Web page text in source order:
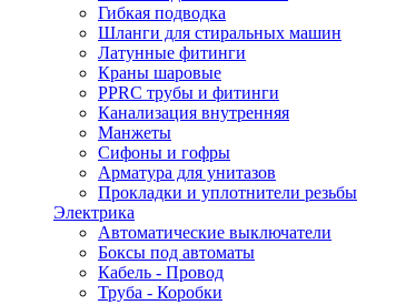
Гибкая подводка
Шланги для стиральных машин
Латунные фитинги
Краны шаровые
PPRC трубы и фитинги
Канализация внутренняя
Манжеты
Сифоны и гофры
Арматура для унитазов
Прокладки и уплотнители резьбы
Электрика
Автоматические выключатели
Боксы под автоматы
Кабель - Провод
Труба - Коробки